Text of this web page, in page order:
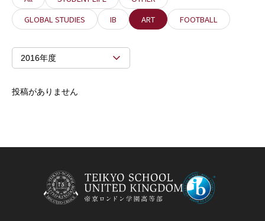
GLOBAL STUDIES
IB ART FOOTBALL
2016年度
投稿がありません